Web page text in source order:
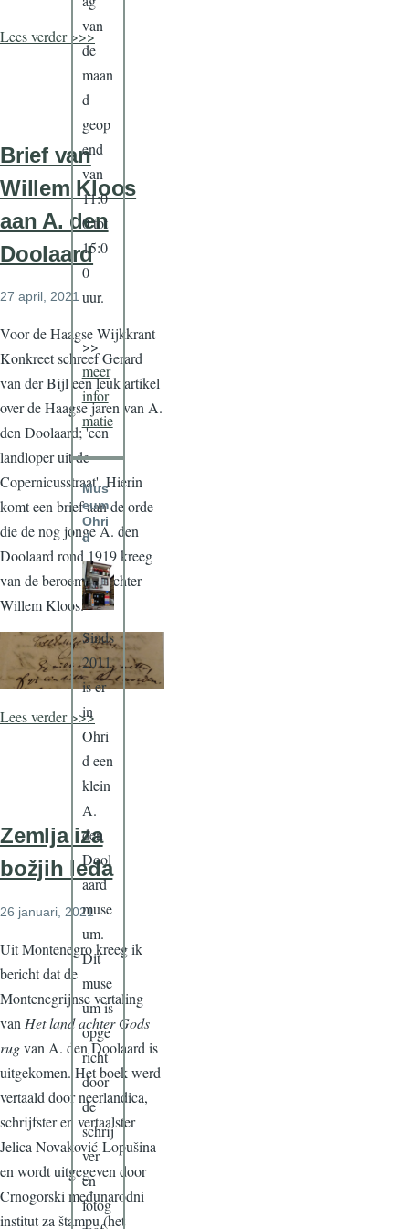
Lees verder >>>
Brief van
Willem Kloos
aan A. den
Doolaard
27 april, 2021
Voor de Haagse Wijkkrant
Konkreet schreef Gerard
van der Bijl een leuk artikel
over de Haagse jaren van A.
den Doolaard; 'een
landloper uit de
Copernicusstraat'. Hierin
komt een brief aan de orde
die de nog jonge A. den
Doolaard rond 1919 kreeg
van de beroemde dichter
Willem Kloos.
Lees verder >>>
Zemlja iza
božjih leđa
26 januari, 2021
Uit Montenegro kreeg ik
bericht dat de
Montenegrijnse vertaling
van Het land achter Gods
rugvan A. den Doolaard is
uitgekomen. Het boek werd
vertaald door neerlandica,
schrijfster en vertaalster
Jelica Novaković-Lopušina
en wordt uitgegeven door
Crnogorski međunarodni
institut za štampu (het
van
de
maan
d
geop
end
van
11:0
0 tot
15:0
0
uur.
>>
meer
infor
matie
Mus
eum
Ohri
d
Sinds
2011
is er
in
Ohri
d een
klein
A.
den
Dool
aard
muse
um.
Dit
muse
um is
opge
richt
door
de
schrij
ver
en
fotog